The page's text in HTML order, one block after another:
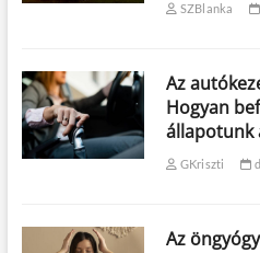
SZBlanka
Az
Hogyan
állapotunk
GKriszti
Az